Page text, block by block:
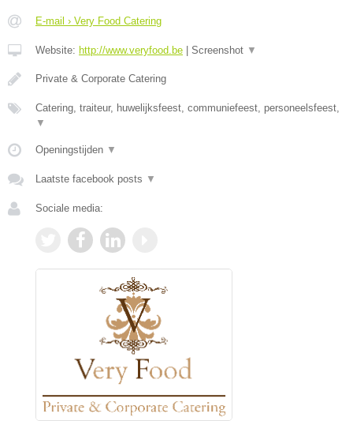
E-mail › Very Food Catering
Website: http://www.veryfood.be Screenshot ▼
Private & Corporate Catering
Catering, traiteur, huwelijksfeest, communiefeest, personeelsfeest,
▼
Openingstijden ▼
Laatste facebook posts ▼
Sociale media: